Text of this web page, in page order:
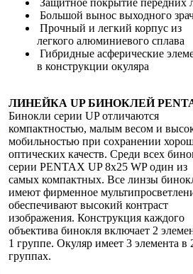
Большой вынос выходного
Прочный и легкий корпус из
легкого алюминиевого сплава
Гибридные асферические
в конструкции окуляра
ЛИНЕЙКА UP БИНОКЛЕЙ
Бинокли серии UP отличаются
компактностью, малым весом и
мобильностью при сохранении
оптических качеств. Среди всех
серии PENTAX UP 8x25 WP один из
самых компактных. Все линзы
имеют фирменное
обеспечивают высокий контраст
изображения. Конструкция каждого
объектива бинокля включает 2
1 группе. Окуляр имеет 3 элемента в
группах.